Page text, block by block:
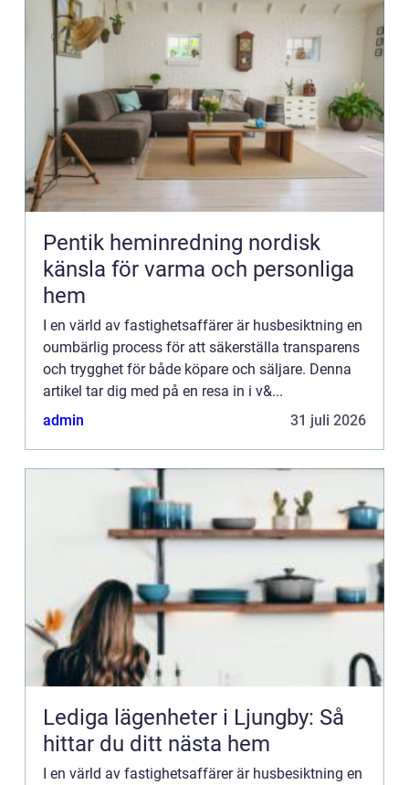
Pentik heminredning nordisk
känsla för varma och personliga
hem
I en värld av fastighetsaffärer är husbesiktning en
oumbärlig process för att säkerställa transparens
och trygghet för både köpare och säljare. Denna
artikel tar dig med på en resa in i v&...
admin
31 juli 2026
Lediga lägenheter i Ljungby: Så
hittar du ditt nästa hem
I en värld av fastighetsaffärer är husbesiktning en